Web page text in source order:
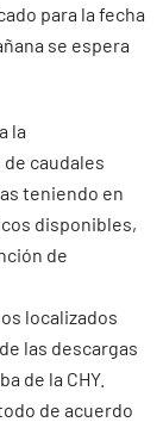
para la fecha
se espera
la
caudales
teniendo en
disponibles,
de
localizados
las descargas
de la CHY.
de acuerdo